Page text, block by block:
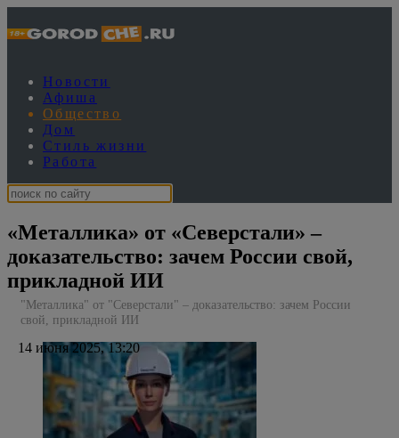
Новости
Афиша
Общество
Дом
Стиль жизни
Работа
«Металлика» от «Северстали» –
доказательство: зачем России свой,
прикладной ИИ
"Металлика" от "Северстали" – доказательство: зачем России
свой, прикладной ИИ
14 июня 2025, 13:20